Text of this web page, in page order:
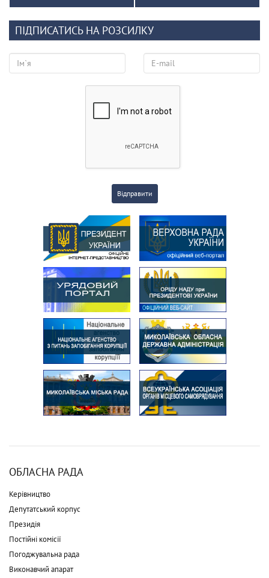
ПІДПИСАТИСЬ НА РОЗСИЛКУ
Відправити
ОБЛАСНА РАДА
Керівництво
Депутатський корпус
Президія
Постійні комісії
Погоджувальна рада
Виконавчий апарат